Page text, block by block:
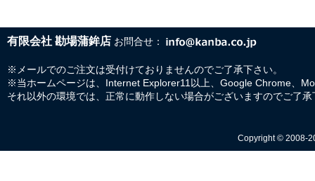
有限会社 勘場蒲鉾店 お問合せ：
※メールでのご注文は受付けておりませんのでご了承下さい。
※当ホームページは、Internet Explorer11以上、Google Chrome、
それ以外の環境では、正常に動作しない場合がございますのでご了承
Copyright © 2008-